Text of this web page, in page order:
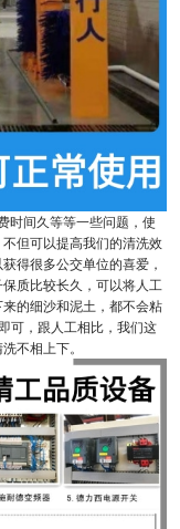
时间久等等一些问题，使
但可以提高我们的清洗效
得很多公交单位的喜爱，
质比较长久，可以将人工
的细沙和泥土，都不会粘
可，跟人工相比，我们这
不相上下。